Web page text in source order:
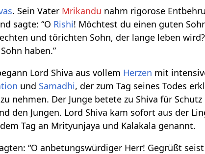
. Sein Vater Mrikandu nahm rigorose
sagte: “O Rishi! Möchtest du einen guten
und törichten Sohn, der lange leben
haben.”
Lord Shiva aus vollem Herzen mit
und Samadhi, der zum Tag seines Todes
nehmen. Der Junge betete zu Shiva für
den Jungen. Lord Shiva kam sofort aus der
Tag an Mrityunjaya und Kalakala genannt.
“O anbetungswürdiger Herr! Gegrüßt